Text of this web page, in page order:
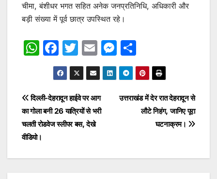
चीमा, बंशीधर भगत सहित अनेक जनप्रतिनिधि, अधिकारी और
बड़ी संख्या में पूर्व छात्र उपस्थित रहे।
W
s
A
p
p
F
a
c
e
b
o
k
T
w
itt
er
E
m
ai
l
M
e
s
s
er
h
ar
e
Post
navigation
उत्तराखंड में देर रात देहरादून से
लौटे निहंग, जानिए पूरा
घटनाक्रम।
दिल्ली-देहरादून हाईवे पर आग
का गोला बनी 26 यात्रियों से भरी
चलती रोडवेज स्लीपर बस, देखे
वीडियो।